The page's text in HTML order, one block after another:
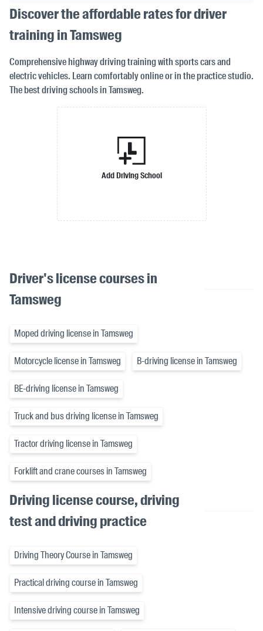
Discover the affordable rates for driver
training in Tamsweg
Comprehensive highway driving training with sports cars and
electric vehicles. Learn comfortably online or in the practice studio.
The best driving schools in Tamsweg.
Add Driving School
Driver's license courses in
Tamsweg
Moped driving license in Tamsweg
Motorcycle license in Tamsweg B-driving license in Tamsweg
BE-driving license in Tamsweg
Truck and bus driving license in Tamsweg
Tractor driving license in Tamsweg
Forklift and crane courses in Tamsweg
Driving license course, driving
test and driving practice
Driving Theory Course in Tamsweg
Practical driving course in Tamsweg
Intensive driving course in Tamsweg